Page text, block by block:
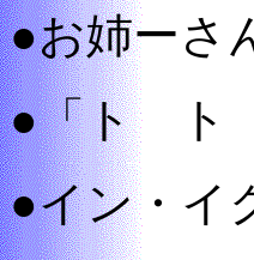
●お姉ーさ
●「ト ト
●イン・イ